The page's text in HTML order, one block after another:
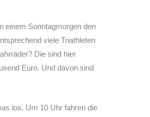
einem Sonntagmorgen den
viele Triathleten
Die sind hier
Euro. Und davon sind
los. Um 10 Uhr fahren die